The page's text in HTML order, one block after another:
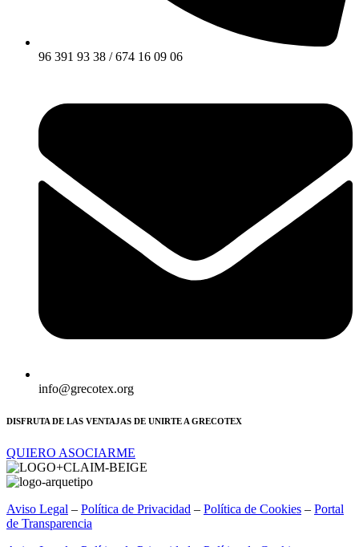
96 391 93 38 / 674 16 09 06
info@grecotex.org
DISFRUTA DE LAS VENTAJAS DE UNIRTE A GRECOTEX
QUIERO ASOCIARME
Aviso Legal – Política de Privacidad – Política de Cookies – Portal
de Transparencia